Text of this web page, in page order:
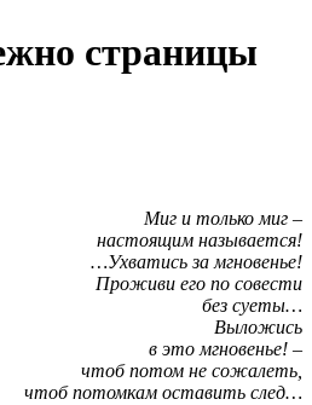
страницы
Миг и только миг –
настоящим называется!
…Ухватись за мгновенье!
Проживи его по совести
без суеты…
Выложись
в это мгновенье! –
чтоб потом не сожалеть,
потомкам оставить след…